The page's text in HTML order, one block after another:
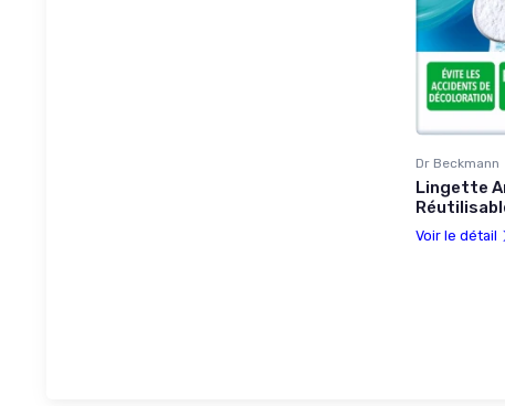
Dr Beckmann
Lingette
Voir le détail